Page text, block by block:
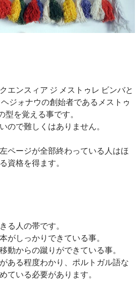
エンスィア ジ メストゥレ ビンバと
ジォナウの創始者であるメストゥ
型を覚える事です。
ので難しくはありません。
ページが全部終わっている人はほ
資格を得ます。
る人の帯です。
がしっかりできている事。
動からの蹴りができている事。
ある程度わかり、ポルトガル語な
ている必要があります。